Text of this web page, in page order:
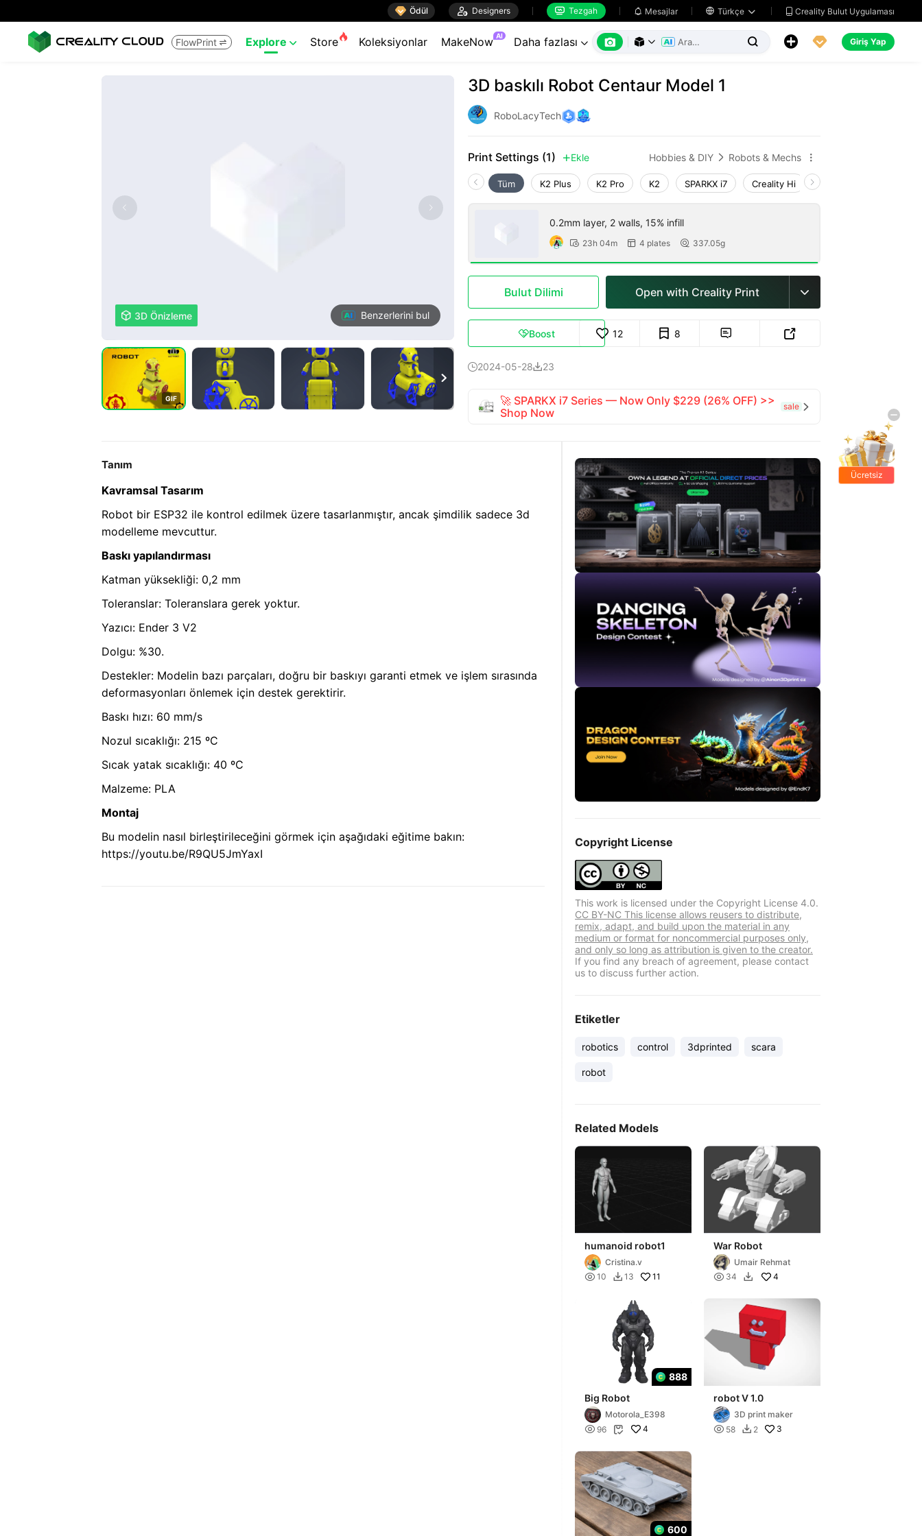
 Ödül  Designers  Tezgah  Mesajlar  Türkçe   Creality Bulut Uygulaması
FlowPrint  Explore  Store Koleksiyonlar MakeNow AI Daha fazlası        Giriş Yap
 3D Önizleme Benzerlerini bul
GIF

3D baskılı Robot Centaur Model 1
RoboLacyTech
Print Settings (1)  Ekle Hobbies & DIY  Robots & Mechs 
Tüm K2 Plus K2 Pro K2 SPARKX i7 Creality Hi
0.2mm layer, 2 walls, 15% infill
 23h 04m  4 plates  337.05g
Bulut Dilimi Open with Creality Print 
Boost 12 8  
2024-05-2823
🚀 SPARKX i7 Series — Now Only $229 (26% OFF) >>
Shop Now
sale 
Tanım
Kavramsal Tasarım
Robot bir ESP32 ile kontrol edilmek üzere tasarlanmıştır, ancak şimdilik sadece 3d
modelleme mevcuttur.
Baskı yapılandırması
Katman yüksekliği: 0,2 mm
Toleranslar: Toleranslara gerek yoktur.
Yazıcı: Ender 3 V2
Dolgu: %30.
Destekler: Modelin bazı parçaları, doğru bir baskıyı garanti etmek ve işlem sırasında
deformasyonları önlemek için destek gerektirir.
Baskı hızı: 60 mm/s
Nozul sıcaklığı: 215 ºC
Sıcak yatak sıcaklığı: 40 ºC
Malzeme: PLA
Montaj
Bu modelin nasıl birleştirileceğini görmek için aşağıdaki eğitime bakın:
https://youtu.be/R9QU5JmYaxI
Copyright License
This work is licensed under the Copyright License 4.0.
CC BY-NC This license allows reusers to distribute,
remix, adapt, and build upon the material in any
medium or format for noncommercial purposes only,
and only so long as attribution is given to the creator.
If you find any breach of agreement, please contact
us to discuss further action.
Etiketler
robotics control 3dprinted scara
robot
Related Models
humanoid robot1
Cristina.v
 10  13 11
War Robot
Umair Rehmat
 34  4
888
Big Robot
Motorola_E398
 96  4
robot V 1.0
3D print maker
 58  2 3
600
Ücretsiz